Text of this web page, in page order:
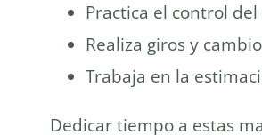
Practica el control
Realiza giros y
Trabaja en la
Dedicar tiempo a estas